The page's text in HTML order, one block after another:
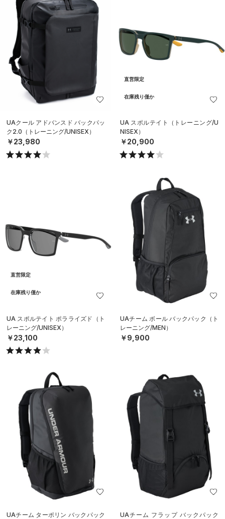
UAクール アドバンスド バックパッ
ク2.0（トレーニング/UNISEX）
￥23,980
直営限定
在庫残り僅か
UA スポルテイト（トレーニング/U
NISEX）
￥20,900
直営限定
在庫残り僅か
UA スポルテイト ポラライズド（ト
レーニング/UNISEX）
￥23,100
UAチーム ボール バックパック（ト
レーニング/MEN）
￥9,900
UAチーム ターポリン バックパック
UAチーム フラップ バックパック